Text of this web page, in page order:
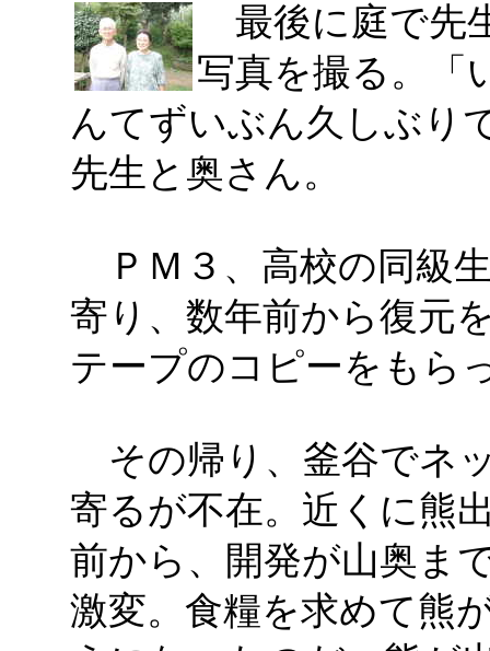
最後に庭で先
写真を撮る。「
んてずいぶん久しぶり
先生と奥さん。
ＰＭ３、高校の同級
寄り、数年前から復元
テープのコピーをもら
その帰り、釜谷でネ
寄るが不在。近くに熊
前から、開発が山奥ま
激変。食糧を求めて熊